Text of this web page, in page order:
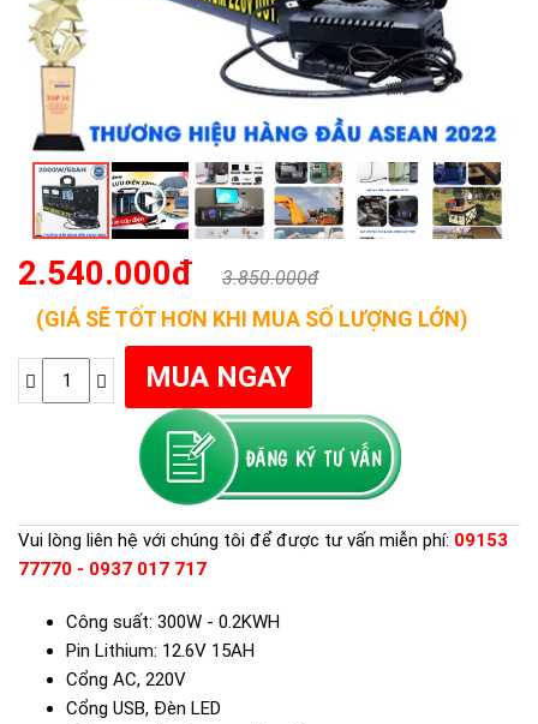
2.540.000đ 3.850.000đ
(GIÁ SẼ TỐT HƠN KHI MUA SỐ LƯỢNG LỚN)
Vui lòng liên hệ với chúng tôi để được tư vấn miễn phí: 09153
77770 - 0937 017 717
Công suất: 300W - 0.2KWH
Pin Lithium: 12.6V 15AH
Cổng AC, 220V
Cổng USB, Đèn LED